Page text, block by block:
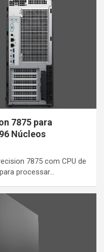
7875 para
Núcleos
7875 com CPU de
processar…